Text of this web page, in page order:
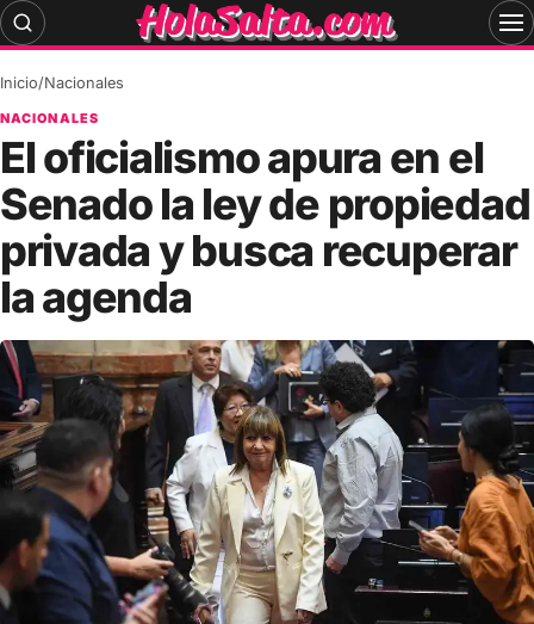
Skip
to
Inicio/Nacionales
NACIONALES
El oficialismo apura en el
Senado la ley de propiedad
privada y busca recuperar
la agenda